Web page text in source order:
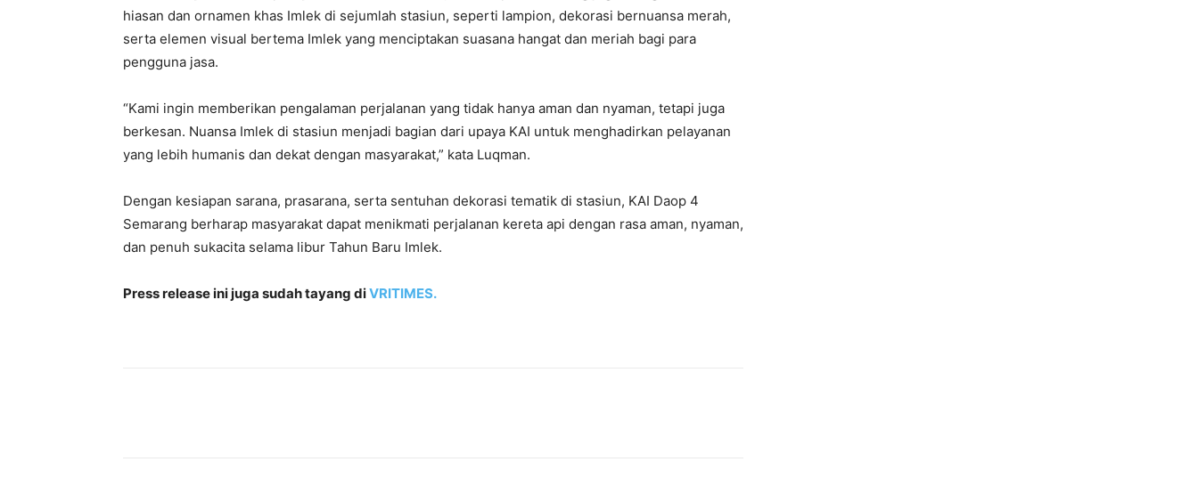
hiasan dan ornamen khas Imlek di sejumlah stasiun, seperti lampion, dekorasi bernuansa merah,
serta elemen visual bertema Imlek yang menciptakan suasana hangat dan meriah bagi para
pengguna jasa.
“Kami ingin memberikan pengalaman perjalanan yang tidak hanya aman dan nyaman, tetapi juga
berkesan. Nuansa Imlek di stasiun menjadi bagian dari upaya KAI untuk menghadirkan pelayanan
yang lebih humanis dan dekat dengan masyarakat,” kata Luqman.
Dengan kesiapan sarana, prasarana, serta sentuhan dekorasi tematik di stasiun, KAI Daop 4
Semarang berharap masyarakat dapat menikmati perjalanan kereta api dengan rasa aman, nyaman,
dan penuh sukacita selama libur Tahun Baru Imlek.
Press release ini juga sudah tayang diVRITIMES.